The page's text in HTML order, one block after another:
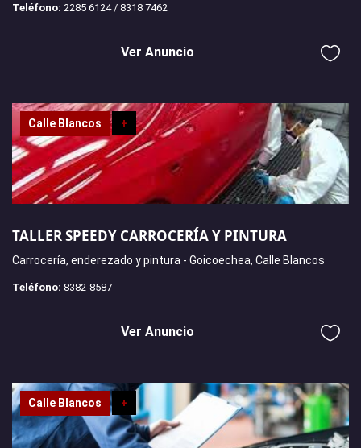
Teléfono: 2285 6124 / 8318 7462
Ver Anuncio
Calle Blancos +
TALLER SPEEDY CARROCERÍA Y PINTURA
Carrocería, enderezado y pintura - Goicoechea, Calle Blancos
Teléfono: 8382-8587
Ver Anuncio
Calle Blancos +